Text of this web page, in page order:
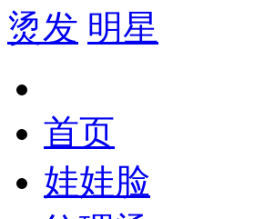
烫发 明星
首页
娃娃脸